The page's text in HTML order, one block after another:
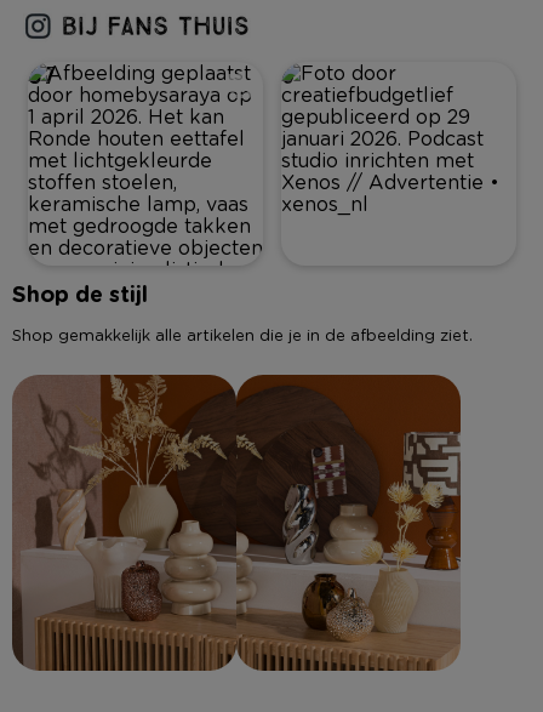
87 0
Shop de stijl
Shop gemakkelijk alle artikelen die je in de afbeelding ziet.